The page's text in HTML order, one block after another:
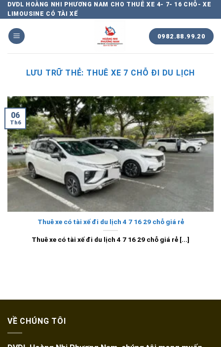
Chuyển
đến
nội
dung
DVDL HOÀNG NHI PHƯƠNG NAM CHO THUÊ XE 4- 7- 16 CHỖ- XE
LIMOUSINE CÓ TÀI XẾ
0982.88.99.20
LƯU TRỮ THẺ: THUÊ XE 7 CHỖ ĐI DU LỊCH
Thuê xe có tài xế đi du lịch 4 7 16 29 chỗ giá rẻ
Thuê xe có tài xế đi du lịch 4 7 16 29 chỗ giá rẻ [...]
06
Th6
VỀ CHÚNG TÔI